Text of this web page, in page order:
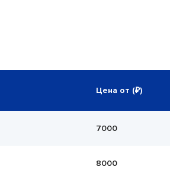
Цена от (₽)
7000
8000